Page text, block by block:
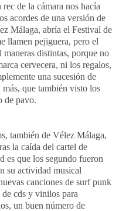
de la cámara nos hacía
acordes de una versión de
Málaga, abría el Festival de
llamen pejiguera, pero el
distintas, porque no
cervecera, ni los regalos,
una sucesión de
que también visto los
de pavo.
también de Vélez Málaga,
la caída del cartel de
es que los segundo fueron
su actividad musical
canciones de surf punk
cds y vinilos para
un buen número de